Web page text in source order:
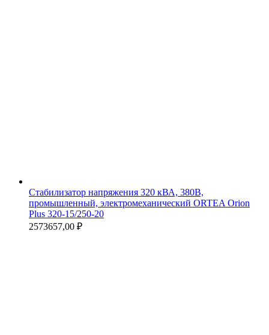
Стабилизатор напряжения 320 кВА, 380В,
промышленный, электромеханический ORTEA Orion
Plus 320-15/250-20
2573657,00 ₽